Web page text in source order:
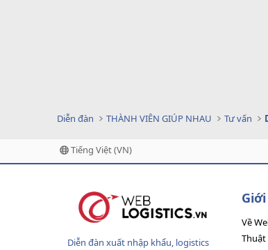
Diễn đàn THÀNH VIÊN GIÚP NHAU Tư vấn
Tiếng Việt (VN)
Diễn đàn xuất nhập khẩu, logistics
Về